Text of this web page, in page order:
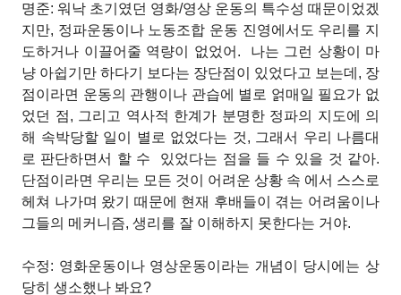
명준: 워낙 초기였던 영화/영상 운동의 특수성 때문이었겠
지만, 정파운동이나 노동조합 운동 진영에서도 우리를 지
도하거나 이끌어줄 역량이 없었어.
나는 그런 상황이 마
냥 아쉽기만 하다기 보다는 장단점이 있었다고 보는데, 장
점이라면 운동의 관행이나 관습에 별로 얽매일 필요가 없
었던 점, 그리고 역사적 한계가 분명한 정파의 지도에 의
해 속박당할 일이 별로 없었다는 것, 그래서 우리 나름대
로 판단하면서 할 수
있었다는 점을 들 수 있을 것 같아.
단점이라면 우리는 모든 것이 어려운 상황 속 에서 스스로
헤쳐 나가며 왔기 때문에 현재 후배들이 겪는 어려움이나
그들의 메커니즘, 생리를 잘 이해하지 못한다는 거야.
수정: 영화운동이나 영상운동이라는 개념이 당시에는 상
당히 생소했나 봐요?